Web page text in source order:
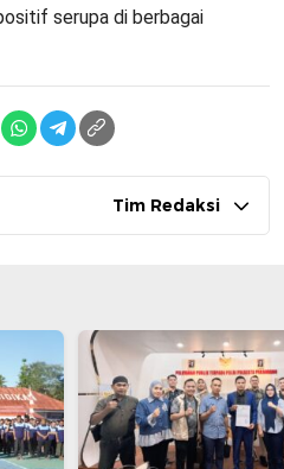
serupa di berbagai
Tim Redaksi